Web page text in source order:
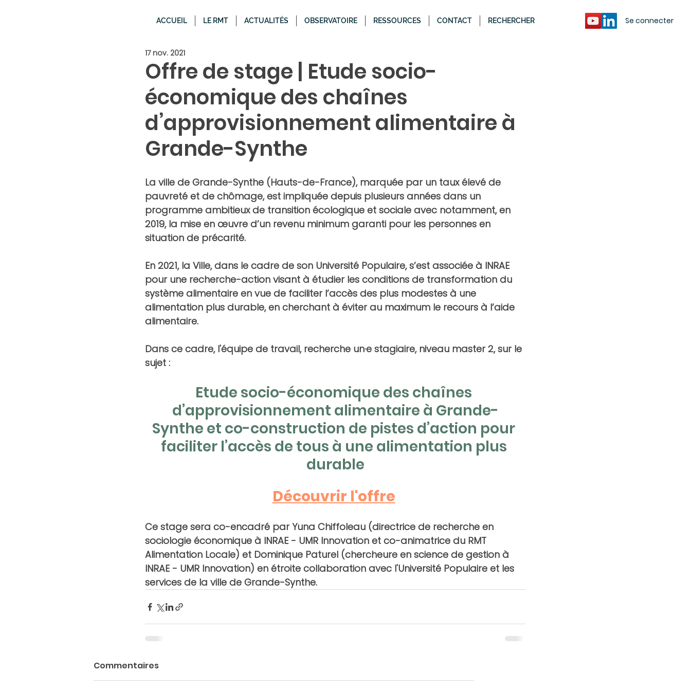
ACCUEIL LE RMT ACTUALITÉS OBSERVATOIRE RESSOURCES CONTACT RECHERCHER Se connecter
Offre de stage | Etude socio-
économique des chaînes
d’approvisionnement alimentaire à
Grande-Synthe
17 nov. 2021
La ville de Grande-Synthe (Hauts-de-France), marquée par un taux élevé de
pauvreté et de chômage, est impliquée depuis plusieurs années dans un
programme ambitieux de transition écologique et sociale avec notamment, en
2019, la mise en œuvre d’un revenu minimum garanti pour les personnes en
situation de précarité.
En 2021, la Ville, dans le cadre de son Université Populaire, s’est associée à INRAE
pour une recherche-action visant à étudier les conditions de transformation du
système alimentaire en vue de faciliter l’accès des plus modestes à une
alimentation plus durable, en cherchant à éviter au maximum le recours à l’aide
alimentaire.
Dans ce cadre, l'équipe de travail, recherche un·e stagiaire, niveau master 2, sur le
sujet :
Etude socio-économique des chaînes
d’approvisionnement alimentaire à Grande-
Synthe et co-construction de pistes d’action pour
faciliter l’accès de tous à une alimentation plus
durable
Découvrir l'offre
Ce stage sera co-encadré par Yuna Chiffoleau (directrice de recherche en
sociologie économique à INRAE - UMR Innovation et co-animatrice du RMT
Alimentation Locale) et Dominique Paturel (chercheure en science de gestion à
INRAE - UMR Innovation) en étroite collaboration avec l'Université Populaire et les
services de la ville de Grande-Synthe.
Commentaires